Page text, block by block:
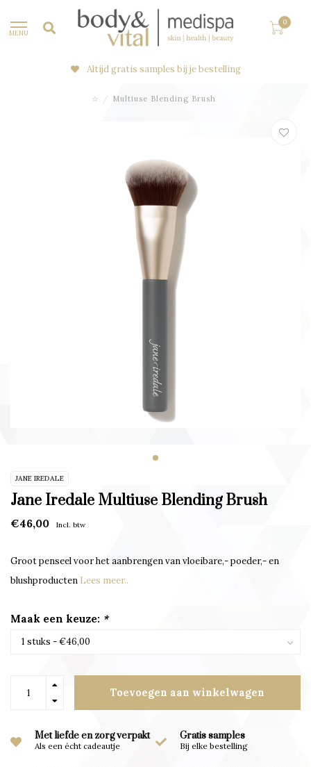
MENU
0
Altijd gratis samples bij je bestelling
☆ / Multiuse Blending Brush
JANE IREDALE
Jane Iredale Multiuse Blending Brush
€46,00 Incl. btw
Groot penseel voor het aanbrengen van vloeibare,- poeder,- en
blushproducten Lees meer..
Maak een keuze: *
Toevoegen aan winkelwagen
Met liefde en zorg verpakt
Als een écht cadeautje
Gratis samples
Bij elke bestelling